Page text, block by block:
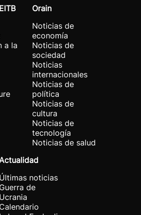
a la
Orain
Noticias de
economía
Noticias de
sociedad
Noticias
internacionales
Noticias de
política
Noticias de
cultura
Noticias de
tecnología
Noticias de salud
Últimas noticias
Guerra de
Ucrania
Calendario